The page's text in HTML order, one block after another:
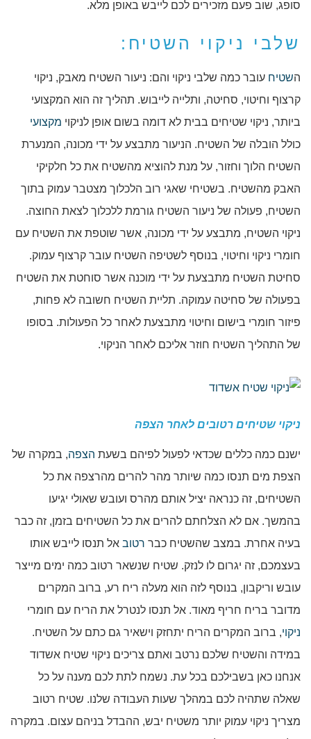
סופג, שוב פעם מזכירים לכם לייבש באופן מלא.
שלבי ניקוי השטיח:
השטיח עובר כמה שלבי ניקוי והם: ניעור השטיח מאבק, ניקוי
קרצוף וחיטוי, סחיטה, ותלייה לייבוש. תהליך זה הוא המקצועי
ביותר, ניקוי שטיחים בבית לא דומה בשום אופן לניקוי מקצועי
כולל הובלה של השטיח. הניעור מתבצע על ידי מכונה, המנערת
השטיח הלוך וחזור, על מנת להוציא מהשטיח את כל חלקיקי
האבק מהשטיח. בשטיחי שאגי רוב הלכלוך מצטבר עמוק בתוך
השטיח, פעולה של ניעור השטיח גורמת ללכלוך לצאת החוצה.
ניקוי השטיח, מתבצע על ידי מכונה, אשר שוטפת את השטיח עם
חומרי ניקוי וחיטוי, בנוסף לשטיפה השטיח עובר קרצוף עמוק.
סחיטת השטיח מתבצעת על ידי מוכנה אשר סוחטת את השטיח
בפעולה של סחיטה עמוקה. תליית השטיח חשובה לא פחות,
פיזור חומרי בישום וחיטוי מתבצעת לאחר כל הפעולות. בסופו
של התהליך השטיח חוזר אליכם לאחר הניקוי.
ניקוי שטיחים רטובים לאחר הצפה
ישנם כמה כללים שכדאי לפעול לפיהם בשעת הצפה, במקרה של
הצפת מים תנסו כמה שיותר מהר להרים מהרצפה את כל
השטיחים, זה כנראה יציל אותם מהרס ועובש שאולי יגיעו
בהמשך. אם לא הצלחתם להרים את כל השטיחים בזמן, זה כבר
בעיה אחרת. במצב שהשטיח כבר רטוב אל תנסו לייבש אותו
בעצמכם, זה יגרום לו לנזק. שטיח שנשאר רטוב כמה ימים מייצר
עובש וריקבון, בנוסף לזה הוא מעלה ריח רע, ברוב המקרים
מדובר בריח חריף מאוד. אל תנסו לנטרל את הריח עם חומרי
ניקוי, ברוב המקרים הריח יתחזק וישאיר גם כתם על השטיח.
במידה והשטיח שלכם נרטב ואתם צריכים ניקוי שטיח אשדוד
אנחנו כאן בשבילכם בכל עת. נשמח לתת לכם מענה על כל
שאלה שתהיה לכם במהלך שעות העבודה שלנו. שטיח רטוב
מצריך ניקוי עמוק יותר משטיח יבש, ההבדל בניהם עצום. במקרה